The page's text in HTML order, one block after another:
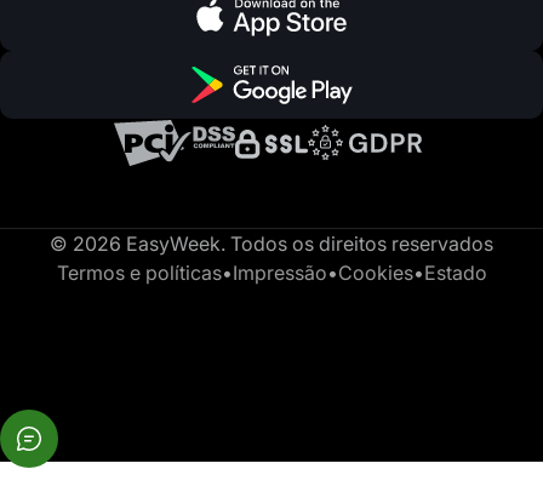
© 2026 EasyWeek. Todos os direitos reservados
Termos e políticas•Impressão•Cookies•Estado